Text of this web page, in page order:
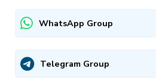
WhatsApp Group
Telegram Group